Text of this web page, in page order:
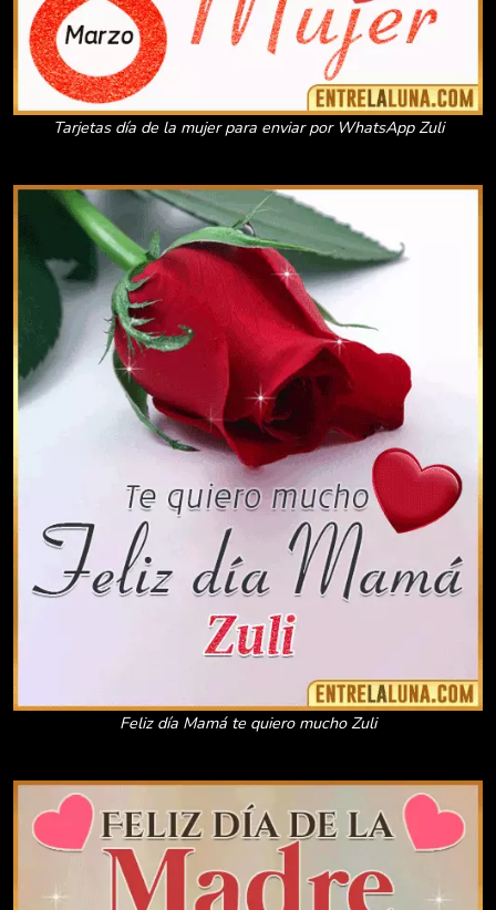
Tarjetas día de la mujer para enviar por WhatsApp Zuli
Feliz día Mamá te quiero mucho Zuli